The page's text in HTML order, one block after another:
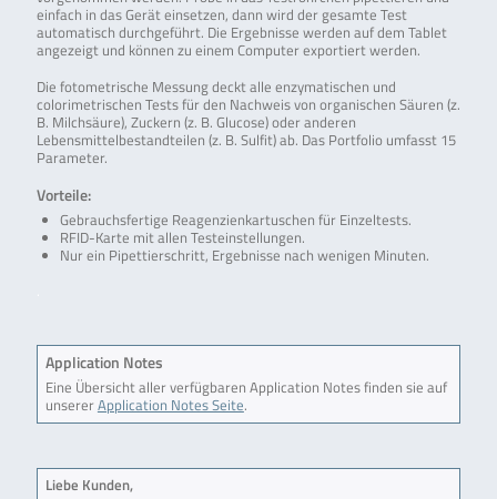
einfach in das Gerät einsetzen, dann wird der gesamte Test
automatisch durchgeführt. Die Ergebnisse werden auf dem Tablet
angezeigt und können zu einem Computer exportiert werden.
Die fotometrische Messung deckt alle enzymatischen und
colorimetrischen Tests für den Nachweis von organischen Säuren (z.
B. Milchsäure), Zuckern (z. B. Glucose) oder anderen
Lebensmittelbestandteilen (z. B. Sulfit) ab. Das Portfolio umfasst 15
Parameter.
Vorteile:
Gebrauchsfertige Reagenzienkartuschen für Einzeltests.
RFID-Karte mit allen Testeinstellungen.
Nur ein Pipettierschritt, Ergebnisse nach wenigen Minuten.
Application Notes
Eine Übersicht aller verfügbaren Application Notes finden sie auf
unsererApplication Notes Seite.
Liebe Kunden,